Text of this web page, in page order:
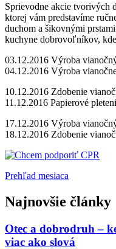
Sprievodne akcie tvorivých
ktorej vám predstavíme
duchom a šikovnými
kuchyne dobrovoľníkov,
03.12.2016 Výroba
04.12.2016 Výroba
10.12.2016 Zdobenie
11.12.2016 Papierové
17.12.2016 Výroba
18.12.2016 Zdobenie
Prehľad mesiaca
Najnovšie články
Otec a dobrodruh –
viac ako slová